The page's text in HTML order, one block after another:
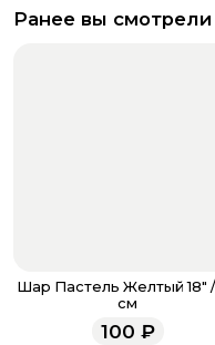
Ранее вы смотрели
Шар Пастель Желтый 18"
см
100 ₽